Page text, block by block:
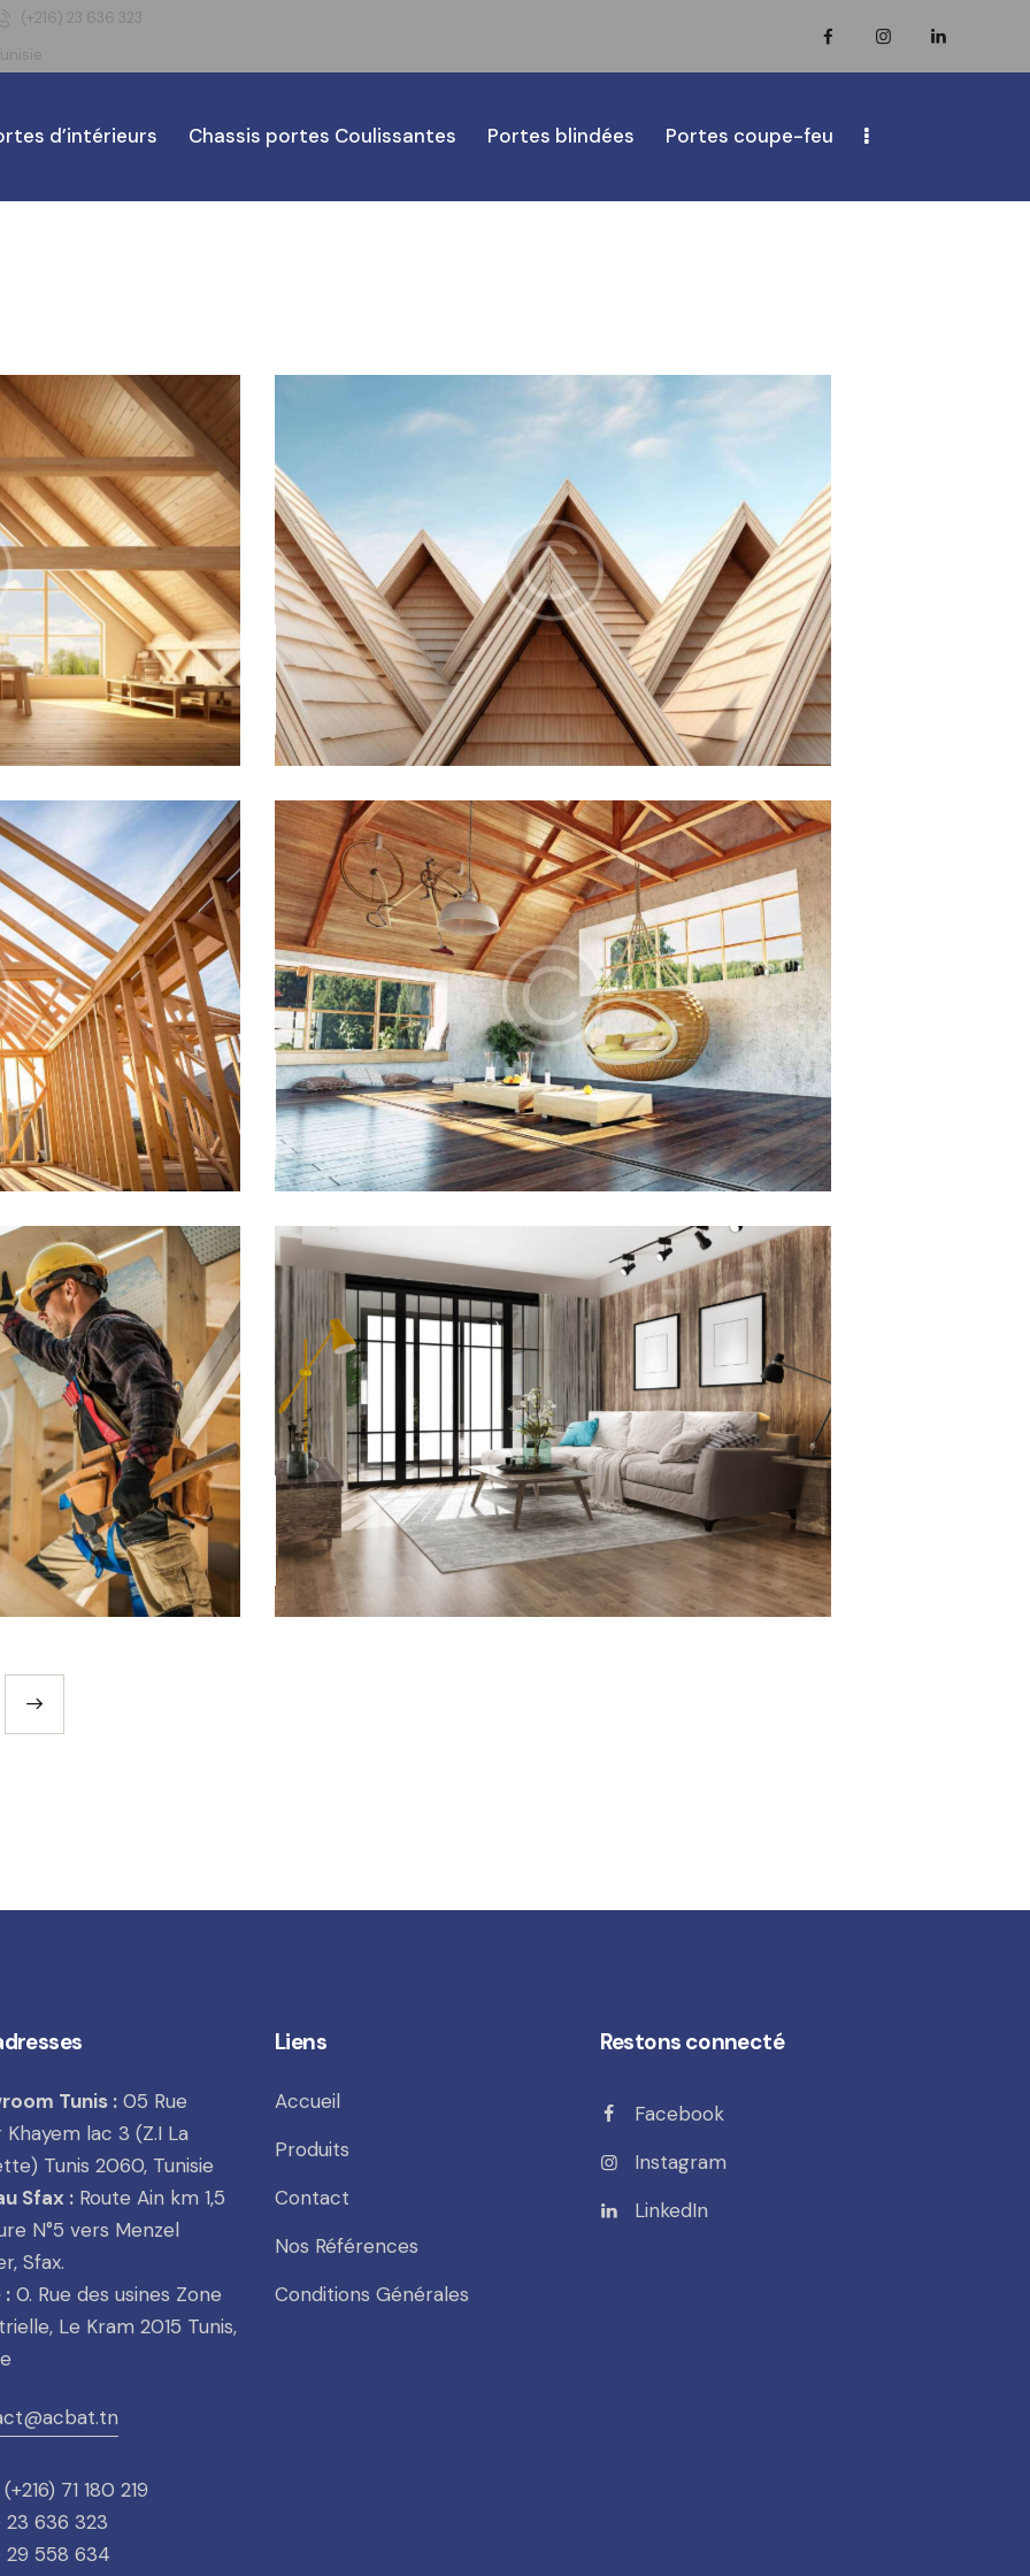
(+216) 23 636 323
d’intérieurs Chassis portes Coulissantes Portes blindées Portes coupe-feu
Works
Roof Repair
Carpentry
Portfolio Gallery
Work Examples
Tunis :05 Rue
Khayem lac 3 (Z.I La
Tunis 2060, Tunisie
Sfax :Route Ain km 1,5
N°5 vers Menzel
Sfax.
:0. Rue des usines Zone
Le Kram 2015 Tunis,
71 180 219
23 636 323
29 558 634
Liens
Accueil
Produits
Contact
Nos Références
Conditions Générales
Restons connecté
Facebook
Instagram
LinkedIn